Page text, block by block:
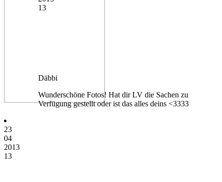
13
Däbbi
Wunderschöne Fotos! Hat dir LV die Sachen zu
Verfügung gestellt oder ist das alles deins <3333
23
04
2013
13